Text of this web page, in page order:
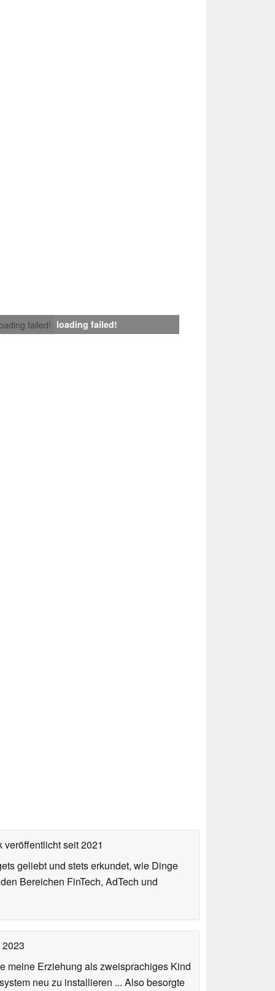
failed! loading failed!
veröffentlichtseit 2021
geliebt und stets erkundet, wie Dinge
Bereichen FinTech, AdTech und
meine Erziehung als zweisprachiges Kind
neu zu installieren ... Also besorgte